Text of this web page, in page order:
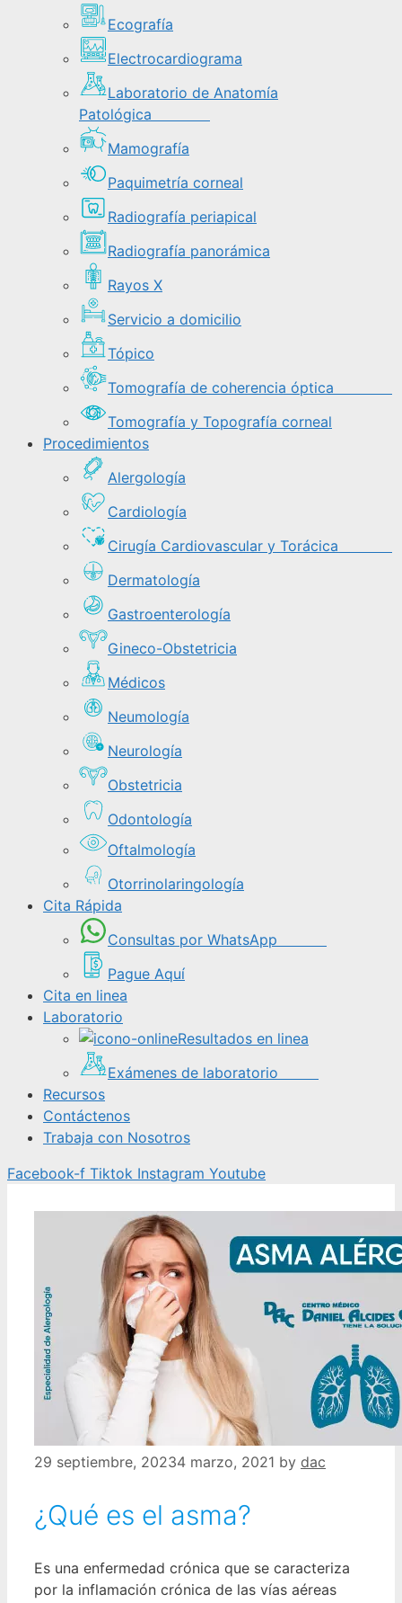
Ecografía
Electrocardiograma
Laboratorio de Anatomía
Patológica
Mamografía
Paquimetría corneal
Radiografía periapical
Radiografía panorámica
Rayos X
Servicio a domicilio
Tópico
Tomografía de coherencia óptica
Tomografía y Topografía corneal
Procedimientos
Alergología
Cardiología
Cirugía Cardiovascular y Torácica
Dermatología
Gastroenterología
Gineco-Obstetricia
Médicos
Neumología
Neurología
Obstetricia
Odontología
Oftalmología
Otorrinolaringología
Cita Rápida
Consultas por WhatsApp
Pague Aquí
Cita en linea
Laboratorio
Resultados en linea
Exámenes de laboratorio
Recursos
Contáctenos
Trabaja con Nosotros
Facebook-f Tiktok Instagram Youtube
29 septiembre, 20234 marzo, 2021 by dac
¿Qué es el asma?
Es una enfermedad crónica que se caracteriza
por la inflamación crónica de las vías aéreas